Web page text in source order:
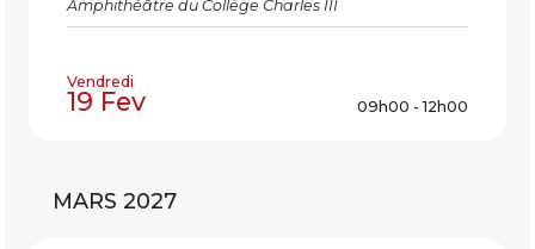
Amphithéâtre du Collège Charles III
Vendredi
19 Fev 09h00 - 12h00
MARS 2027